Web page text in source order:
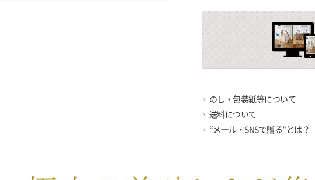
のし・包装紙等について
送料について
“メール・SNSで贈る”とは？